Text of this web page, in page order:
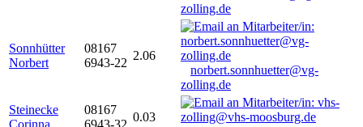
zolling.de
Sonnhütter
Norbert
08167
6943-22
2.06
norbert.sonnhuetter@vg-
zolling.de
Steinecke
08167
0.03